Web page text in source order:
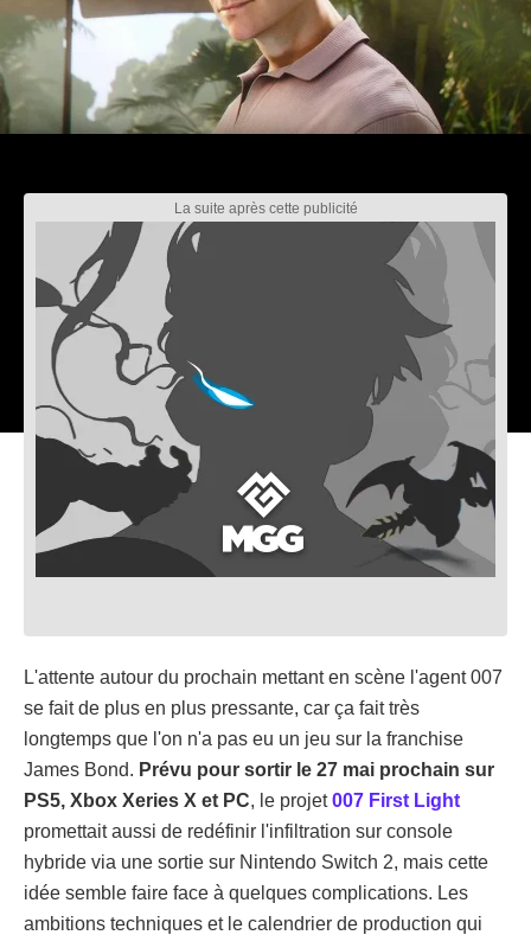
L'attente autour du prochain mettant en scène l'agent 007
se fait de plus en plus pressante, car ça fait très
longtemps que l'on n'a pas eu un jeu sur la franchise
James Bond. Prévu pour sortir le 27 mai prochain sur
PS5, Xbox Xeries X et PC, le projet007 First Light
promettait aussi de redéfinir l'infiltration sur console
hybride via une sortie sur Nintendo Switch 2, mais cette
idée semble faire face à quelques complications. Les
ambitions techniques et le calendrier de production qui